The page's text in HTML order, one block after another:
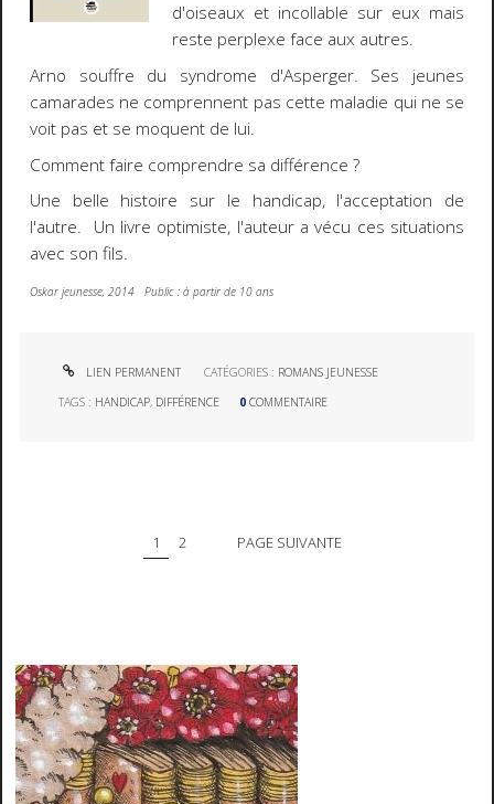
d'oiseaux et incollable sur eux mais
reste perplexe face aux autres.
Arno souffre du syndrome d'Asperger. Ses jeunes
camarades ne comprennent pas cette maladie qui ne se
voit pas et se moquent de lui.
Comment faire comprendre sa différence ?
Une belle histoire sur le handicap, l'acceptation de
l'autre. Un livre optimiste, l'auteur a vécu ces situations
avec son fils.
Oskar jeunesse, 2014 Public : à partir de 10 ans
LIEN PERMANENT CATÉGORIES : ROMANS JEUNESSE
TAGS : HANDICAP, DIFFÉRENCE 0 COMMENTAIRE
1 2 PAGE SUIVANTE